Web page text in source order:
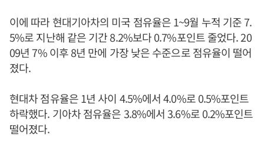
이에 따라 현대기아차의 미국 점유율은 1~9월 누적 기준 7.
5%로 지난해 같은 기간 8.2%보다 0.7%포인트 줄었다. 20
09년 7% 이후 8년 만에 가장 낮은 수준으로 점유율이 떨어
졌다.
현대차 점유율은 1년 사이 4.5%에서 4.0%로 0.5%포인트
하락했다. 기아차 점유율은 3.8%에서 3.6%로 0.2%포인트
떨어졌다.